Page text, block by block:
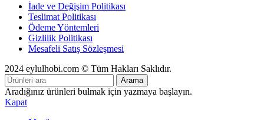
İade ve Değişim Politikası
Teslimat Politikası
Ödeme Yöntemleri
Gizlilik Politikası
Mesafeli Satış Sözleşmesi
2024 eylulhobi.com © Tüm Hakları Saklıdır.
Arama
Aradığınız ürünleri bulmak için yazmaya başlayın.
Kapat